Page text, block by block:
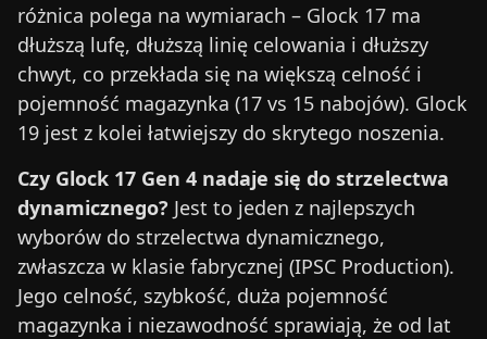
różnica polega na wymiarach – Glock 17 ma
dłuższą lufę, dłuższą linię celowania i dłuższy
chwyt, co przekłada się na większą celność i
pojemność magazynka (17 vs 15 nabojów). Glock
19 jest z kolei łatwiejszy do skrytego noszenia.
Czy Glock 17 Gen 4 nadaje się do strzelectwa
dynamicznego? Jest to jeden z najlepszych
wyborów do strzelectwa dynamicznego,
zwłaszcza w klasie fabrycznej (IPSC Production).
Jego celność, szybkość, duża pojemność
magazynka i niezawodność sprawiają, że od lat